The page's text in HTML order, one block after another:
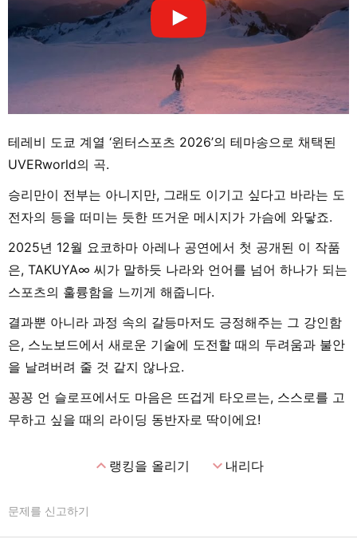
테레비 도쿄 계열 ‘윈터스포츠 2026’의 테마송으로 채택된
UVERworld의 곡.
승리만이 전부는 아니지만, 그래도 이기고 싶다고 바라는 도
전자의 등을 떠미는 듯한 뜨거운 메시지가 가슴에 와닿죠.
2025년 12월 요코하마 아레나 공연에서 첫 공개된 이 작품
은, TAKUYA∞ 씨가 말하듯 나라와 언어를 넘어 하나가 되는
스포츠의 훌륭함을 느끼게 해줍니다.
결과뿐 아니라 과정 속의 갈등마저도 긍정해주는 그 강인함
은, 스노보드에서 새로운 기술에 도전할 때의 두려움과 불안
을 날려버려 줄 것 같지 않나요.
꽁꽁 언 슬로프에서도 마음은 뜨겁게 타오르는, 스스로를 고
무하고 싶을 때의 라이딩 동반자로 딱이에요!
expand_less랭킹을 올리기 expand_more내리다
문제를 신고하기